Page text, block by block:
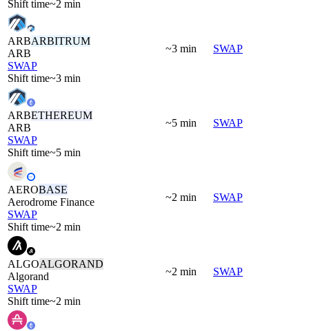
Shift time~2 min
ARBARBITRUM
ARB
SWAP
Shift time~3 min
~3 min SWAP
ARBETHEREUM
ARB
SWAP
Shift time~5 min
~5 min SWAP
AEROBASE
Aerodrome Finance
SWAP
Shift time~2 min
~2 min SWAP
ALGOALGORAND
Algorand
SWAP
Shift time~2 min
~2 min SWAP